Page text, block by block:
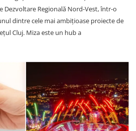
Dezvoltare Regională Nord-Vest, într-o
dintre cele mai ambițioase proiecte de
Cluj. Miza este un hub a